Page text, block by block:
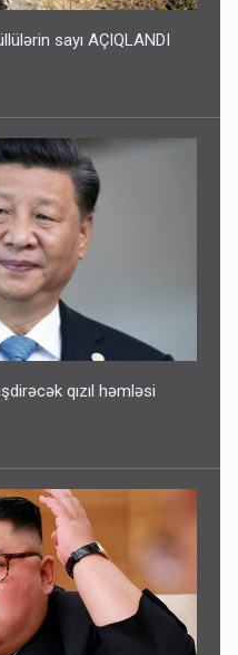
sayı AÇIQLANDI
qızıl həmləsi